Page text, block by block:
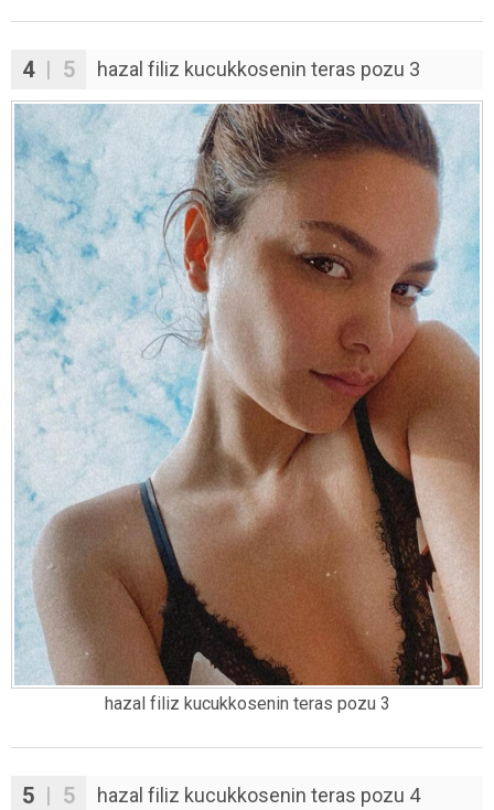
4| 5 hazal filiz kucukkosenin teras pozu 3
hazal filiz kucukkosenin teras pozu 3
5 | 5 hazal filiz kucukkosenin teras pozu 4